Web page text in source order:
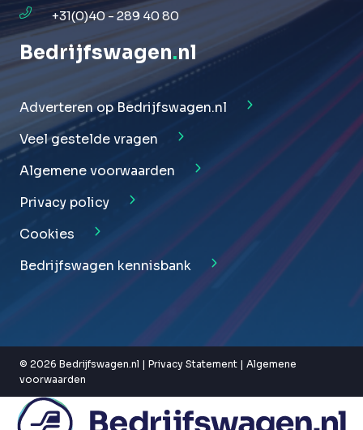
+31(0)40 - 289 40 80
Bedrijfswagen.nl
Adverteren op Bedrijfswagen.nl
Veel gestelde vragen
Algemene voorwaarden
Privacy policy
Cookies
Bedrijfswagen kennisbank
© 2026 Bedrijfswagen.nl | Privacy Statement | Algemene
voorwaarden